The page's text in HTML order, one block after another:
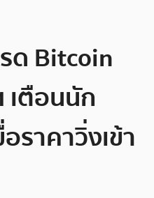
ด Bitcoin
เตือนนัก
ราคาวิ่งเข้า